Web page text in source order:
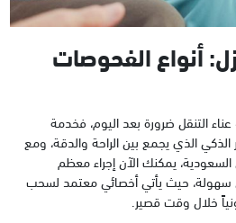
أنواع الفحوصات
عناء التنقل ضرورة بعد اليوم، فخدمة
الذكي الذي يجمع بين الراحة والدقة، ومع
يمكنك الآن إجراء معظم
سهولة، حيث يأتي أخصائي معتمد لسحب
خلال وقت قصير.